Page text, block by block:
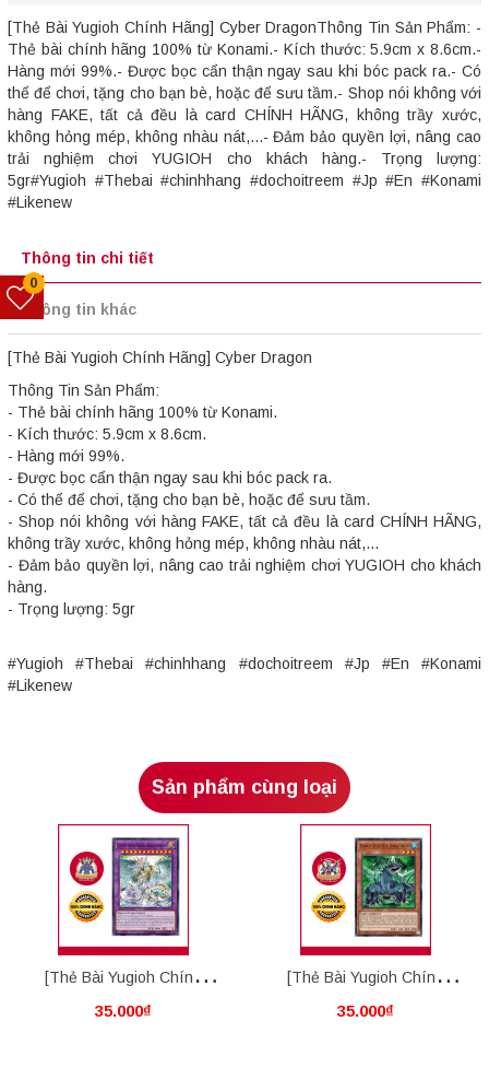
[Thẻ Bài Yugioh Chính Hãng] Cyber DragonThông Tin Sản Phẩm: -
Thẻ bài chính hãng 100% từ Konami.- Kích thước: 5.9cm x 8.6cm.-
Hàng mới 99%.- Được bọc cẩn thận ngay sau khi bóc pack ra.- Có
thể để chơi, tặng cho bạn bè, hoặc để sưu tầm.- Shop nói không với
hàng FAKE, tất cả đều là card CHÍNH HÃNG, không trầy xước,
không hỏng mép, không nhàu nát,...- Đảm bảo quyền lợi, nâng cao
trải nghiệm chơi YUGIOH cho khách hàng.- Trọng lượng:
5gr#Yugioh #Thebai #chinhhang #dochoitreem #Jp #En #Konami
#Likenew
Thông tin chi tiết
Thông tin khác
[Thẻ Bài Yugioh Chính Hãng] Cyber Dragon
Thông Tin Sản Phẩm:
- Thẻ bài chính hãng 100% từ Konami.
- Kích thước: 5.9cm x 8.6cm.
- Hàng mới 99%.
- Được bọc cẩn thận ngay sau khi bóc pack ra.
- Có thể để chơi, tặng cho bạn bè, hoặc để sưu tầm.
- Shop nói không với hàng FAKE, tất cả đều là card CHÍNH HÃNG,
không trầy xước, không hỏng mép, không nhàu nát,...
- Đảm bảo quyền lợi, nâng cao trải nghiệm chơi YUGIOH cho khách
hàng.
- Trọng lượng: 5gr
#Yugioh #Thebai #chinhhang #dochoitreem #Jp #En #Konami
#Likenew
Sản phẩm cùng loại
[Thẻ Bài Yugioh Chính
Hãng] Ultimate Crystal
35.000₫
[Thẻ Bài Yugioh Chính
Hãng] Advanced Crystal
35.000₫
0